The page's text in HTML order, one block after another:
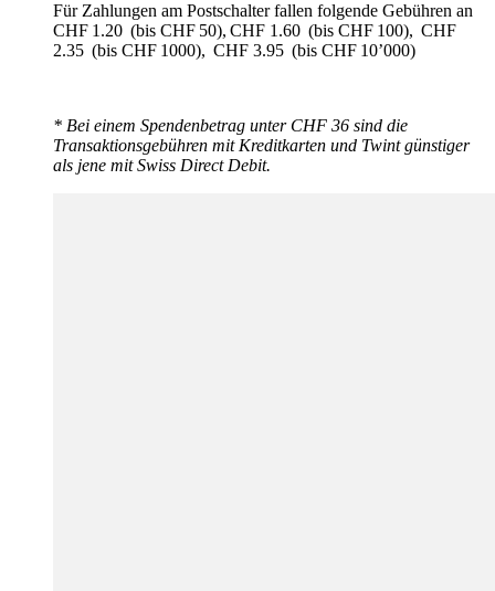
Für Zahlungen am Postschalter fallen folgende Gebühren an
CHF 1.20 (bis CHF 50), CHF 1.60 (bis CHF 100), CHF
2.35 (bis CHF 1000), CHF 3.95 (bis CHF 10’000)
* Bei einem Spendenbetrag unter CHF 36 sind die
Transaktionsgebühren mit Kreditkarten und Twint günstiger
als jene mit Swiss Direct Debit.